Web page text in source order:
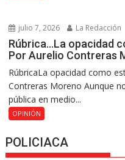
julio 7, 2026 La Redacción
Rúbrica…La opacidad
Por Aurelio Contreras
RúbricaLa opacidad como
Contreras Moreno Aunque
pública en medio...
OPINIÓN
POLICIACA